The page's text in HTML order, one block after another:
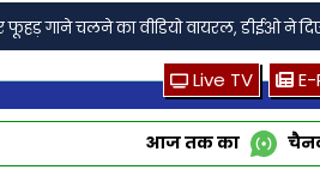
वायरल, डीईओ ने दिए जांच के निर्देश•
Live TV
आज तक का